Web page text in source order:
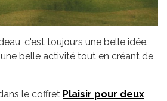
c'est toujours une belle idée.
belle activité tout en créant de
le coffret Plaisir pour deux